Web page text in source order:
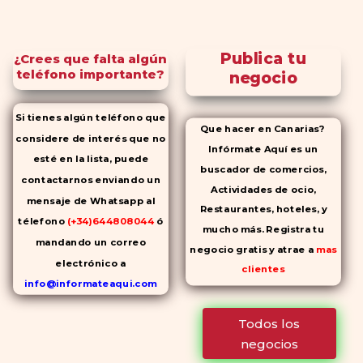
¿Crees que falta algún
teléfono importante?
Si tienes algún teléfono que
considere de interés que no
esté en la lista, puede
contactarnos enviando un
mensaje de Whatsapp al
télefono (+34)644808044 ó
mandando un correo
electrónico a
info@informateaqui.com
Mientras que antes la
Publica tu
negocio
Que hacer en Canarias?
Infórmate Aquí es un
buscador de comercios,
Actividades de ocio,
Restaurantes, hoteles, y
mucho más. Registra tu
negocio gratis y atrae a mas
clientes
Todos los
negocios